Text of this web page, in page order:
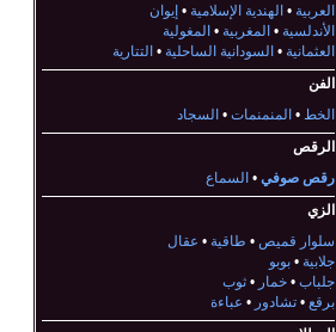
العربية • الهندية الإسلامية • إيوان
الأندلسية • المغربية • المغولية
العثمانية • السودانية الساحلية • التتارية
الفن
الخط • المنمنمات • السجاد
الرقص
رقص صوفي • السماع
الزي
سلوار قميص • طاقية • عقال
جلابية • بوبو
جلباب • خمار • ثوب
برقع • تشادور • عباءة